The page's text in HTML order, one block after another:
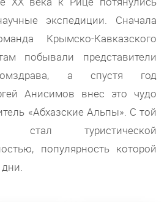
экспедиции. Сначала
Крымско-Кавказского
побывали представители
а спустя год
Анисимов внес это чудо
«Абхазские Альпы». С той
туристической
популярность которой